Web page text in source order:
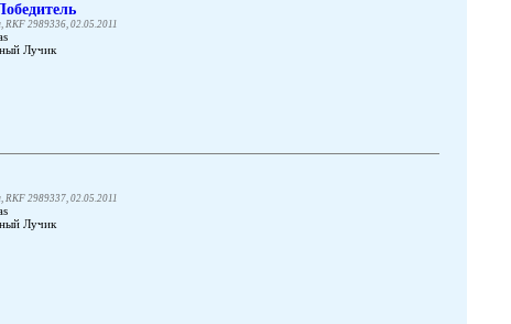
RKF 2989336, 02.05.2011
Лучик
RKF 2989337, 02.05.2011
Лучик